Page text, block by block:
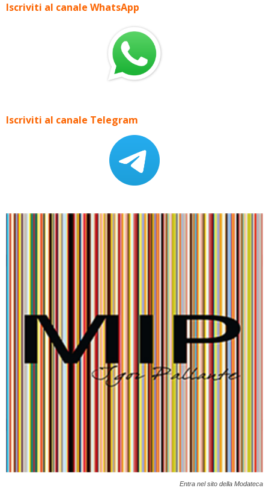
Iscriviti al canale WhatsApp
Iscriviti al canale Telegram
Entra nel sito della Modateca